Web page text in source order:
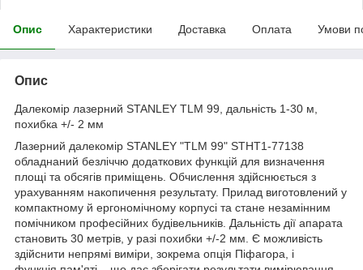
Опис Характеристики Доставка Оплата Умови
Опис
Далекомір лазерний STANLEY TLM 99, дальність 1-30 м,
похибка +/- 2 мм
Лазерний далекомір STANLEY "TLM 99" STHT1-77138
обладнаний безліччю додаткових функцій для визначення
площі та обсягів приміщень. Обчислення здійснюється з
урахуванням накопичення результату. Прилад виготовлений у
компактному й ергономічному корпусі та стане незамінним
помічником професійних будівельників. Дальність дії апарата
становить 30 метрів, у разі похибки +/-2 мм. Є можливість
здійснити непрямі виміри, зокрема опція Піфагора, і